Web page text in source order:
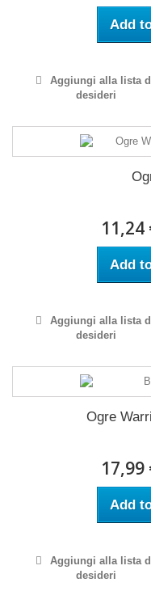
Add
Aggiungi alla lista
desideri
11,24
Add
Aggiungi alla lista
desideri
Ogre
17,99
Add
Aggiungi alla lista
desideri